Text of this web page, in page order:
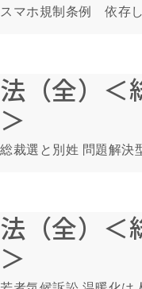
スマホ規制条例 依存
法（全）＜
＞
総裁選と別姓 問題解決
法（全）＜
＞